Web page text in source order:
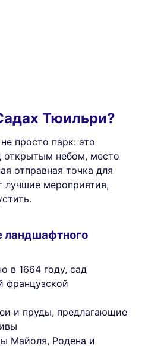
Тюильри?
просто парк: это
открытым небом, место
отправная точка для
лучшие мероприятия,
ландшафтного
в 1664 году, сад
французской
и пруды, предлагающие
Майоля, Родена и